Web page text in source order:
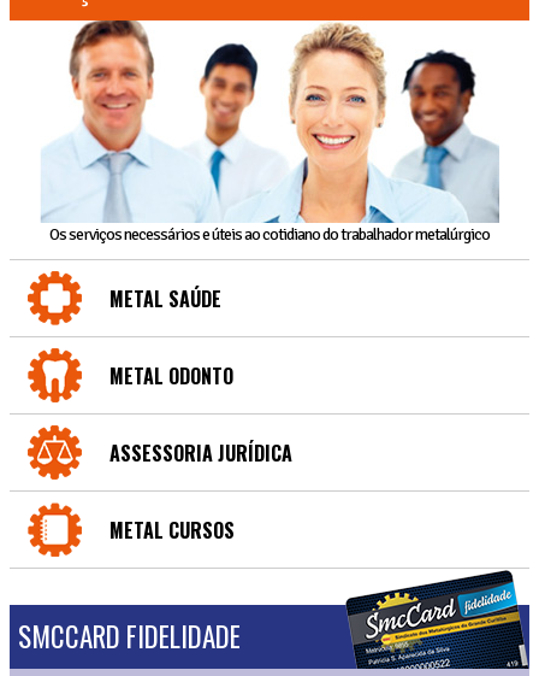
Os serviços necessários e úteis ao cotidiano do trabalhador metalúrgico
METAL SAÚDE
METAL ODONTO
ASSESSORIA JURÍDICA
METAL CURSOS
SMCCARD FIDELIDADE